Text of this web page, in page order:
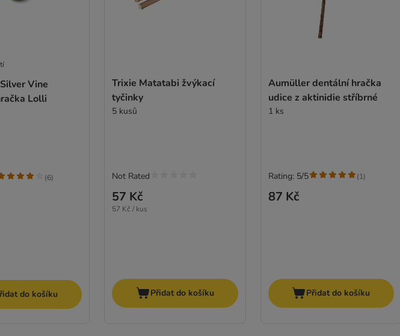
Vine
Lolli
(6)
do košíku
Trixie Matatabi žvýkací
tyčinky
5 kusů
57 Kč
57 Kč / kus
Not Rated
Přidat do košíku
Aumüller dentální hračka
udice z aktinidie stříbrné
1 ks
87 Kč
Rating: 5/5 (1)
Přidat do košíku